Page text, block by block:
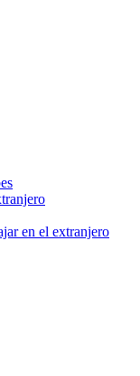
en el extranjero